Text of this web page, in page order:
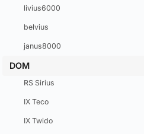
livius6000
belvius
janus8000
DOM
RS Sirius
IX Teco
IX Twido